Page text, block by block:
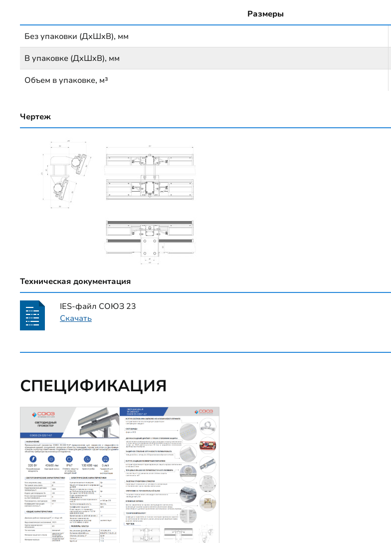
Размеры
Без упаковки (ДхШхВ), мм
В упаковке (ДхШхВ), мм
Объем в упаковке, м³
Чертеж
Техническая документация
IES-файл СОЮЗ 23
Скачать
СПЕЦИФИКАЦИЯ